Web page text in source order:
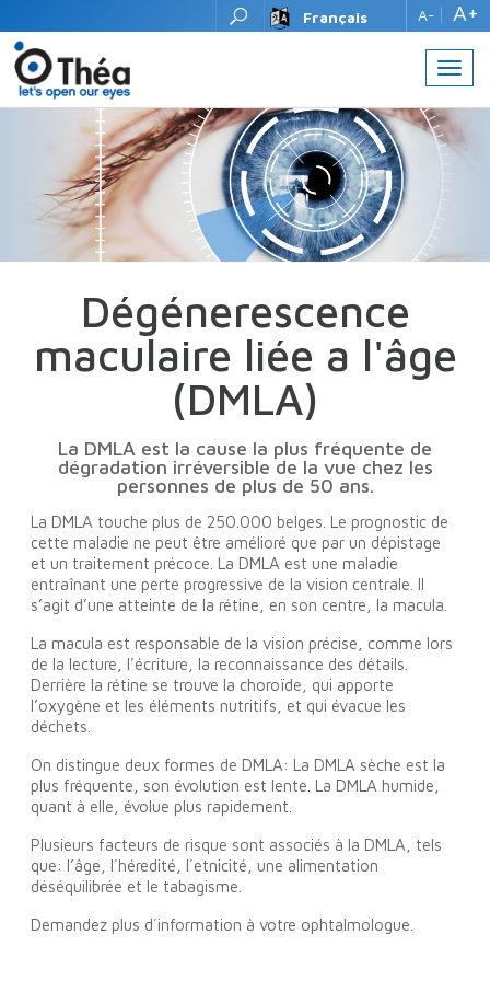
A- A+
Français
Dégénerescence
maculaire liée a l'âge
(DMLA)
La DMLA est la cause la plus fréquente de
dégradation irréversible de la vue chez les
personnes de plus de 50 ans.
La DMLA touche plus de 250.000 belges. Le prognostic de
cette maladie ne peut être amélioré que par un dépistage
et un traitement précoce. La DMLA est une maladie
entraînant une perte progressive de la vision centrale. Il
s’agit d’une atteinte de la rétine, en son centre, la macula.
La macula est responsable de la vision précise, comme lors
de la lecture, l'écriture, la reconnaissance des détails.
Derrière la rétine se trouve la choroïde, qui apporte
l’oxygène et les éléments nutritifs, et qui évacue les
déchets.
On distingue deux formes de DMLA: La DMLA sèche est la
plus fréquente, son évolution est lente. La DMLA humide,
quant à elle, évolue plus rapidement.
Plusieurs facteurs de risque sont associés à la DMLA, tels
que: l’âge, l´héredité, l´etnicité, une alimentation
déséquilibrée et le tabagisme.
Demandez plus d´information à votre ophtalmologue.